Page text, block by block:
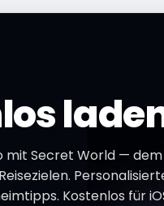
mit Secret World — dem
Kostenlos für